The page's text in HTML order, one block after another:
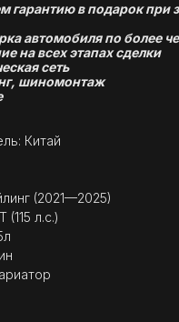
гарантию в подарок при
автомобиля по более
на всех этапах сделки
сеть
шиномонтаж
Китай
(2021—2025)
(115 л.с.)